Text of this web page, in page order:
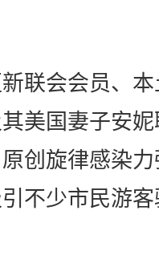
会会员、本
美国妻子安
创旋律感染
不少市民游